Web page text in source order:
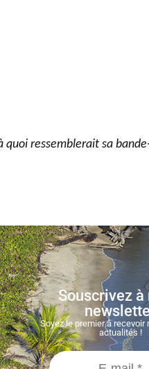
ressemblerait sa
Souscrivez à
Soyez le premier à recevoir
actualités !